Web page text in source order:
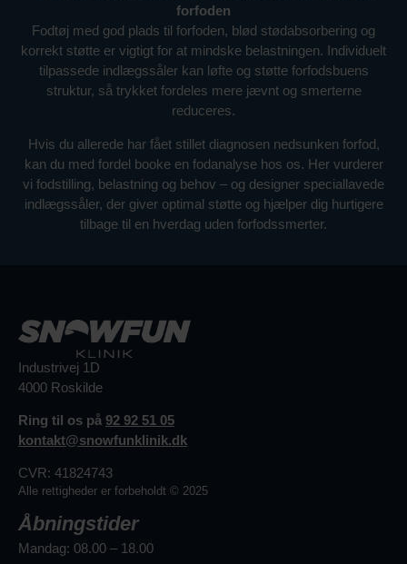
forfoden
Fodtøj med god plads til forfoden, blød stødabsorbering og
korrekt støtte er vigtigt for at mindske belastningen. Individuelt
tilpassede indlægssåler kan løfte og støtte forfods­buens
struktur, så trykket fordeles mere jævnt og smerterne
reduceres.
Hvis du allerede har fået stillet diagnosen nedsunken forfod,
kan du med fordel booke en fodanalyse hos os. Her vurderer
vi fodstilling, belastning og behov – og designer speciallavede
indlægssåler, der giver optimal støtte og hjælper dig hurtigere
tilbage til en hverdag uden forfodssmerter.
Industrivej 1D
4000 Roskilde
Ring til os på 92 92 51 05
kontakt@snowfunklinik.dk
CVR: 41824743
Alle rettigheder er forbeholdt © 2025
Åbningstider
Mandag: 08.00 – 18.00